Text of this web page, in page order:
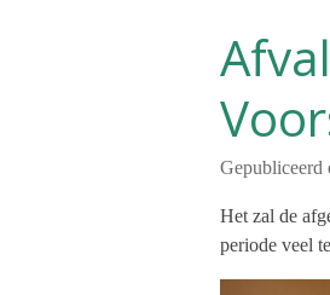
Gepubliceerd
Het zal de
periode veel